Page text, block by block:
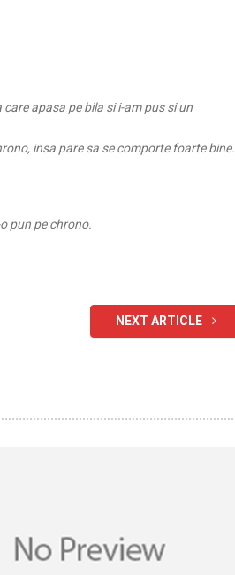
apasa pe bila si i-am pus si un
insa pare sa se comporte foarte bine.
pun pe chrono.
NEXT ARTICLE